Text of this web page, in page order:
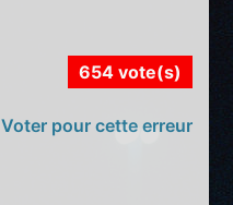
654 vote(s)
Voter pour cette erreur